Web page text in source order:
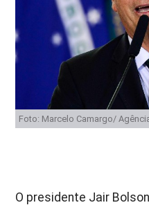
Foto: Marcelo Camargo/
O presidente Jair